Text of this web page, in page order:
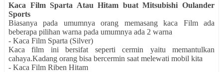
Kaca Film Sparta Atau Hitam buat Mitsubishi Oulander
Sports
Biasanya pada umumnya orang memasang kaca Film ada
beberapa pilihan warna pada umumnya ada 2 warna
- Kaca Film Sparta (Silver)
Kaca film ini bersifat seperti cermin yaitu memantulkan
cahaya.Kadang orang bisa bercermin saat melewati mobil kita
- Kaca Film Riben Hitam